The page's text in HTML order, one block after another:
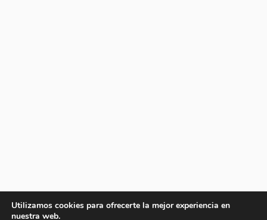
Utilizamos cookies para ofrecerte la mejor experiencia en
nuestra web.